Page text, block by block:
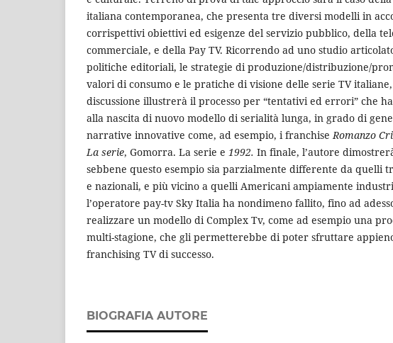
italiana contemporanea, che presenta tre diversi modelli in
corrispettivi obiettivi ed esigenze del servizio pubblico, della
commerciale, e della Pay TV. Ricorrendo ad uno studio
politiche editoriali, le strategie di produzione/distribuzione/
valori di consumo e le pratiche di visione delle serie TV
discussione illustrerà il processo per “tentativi ed errori” che
alla nascita di nuovo modello di serialità lunga, in grado di
narrative innovative come, ad esempio, i franchiseRomanzo
La serie, Gomorra. La serie e 1992. In finale, l’autore
sebbene questo esempio sia parzialmente differente da quelli
e nazionali, e più vicino a quelli Americani ampiamente
l’operatore pay-tv Sky Italia ha nondimeno fallito, fino ad
realizzare un modello di Complex Tv, come ad esempio una
multi-stagione, che gli permetterebbe di poter sfruttare
franchising TV di successo.
BIOGRAFIA AUTORE